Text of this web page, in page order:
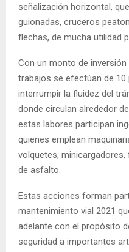
señalización horizontal,
guionadas, cruceros
flechas, de mucha utilidad
Con un monto de
trabajos se efectúan de 10
interrumpir la fluidez del
donde circulan alrededor
estas labores participan
quienes emplean
volquetes,
de asfalto.
Estas acciones forman
mantenimiento vial 2021
adelante con el propósito
seguridad a importantes